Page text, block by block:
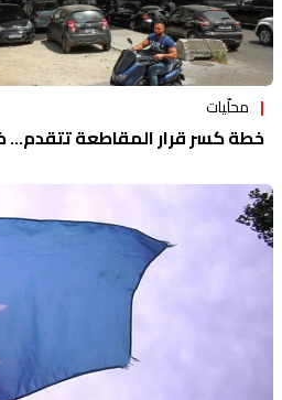
محلّيات
خطة كسر قرار المقاطعة تتقدم...